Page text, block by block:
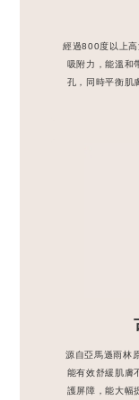
經過800度以上
吸附力，能溫和
孔，同時平衡肌
源自亞馬遜雨林
能有效舒緩肌膚
護屏障，能大幅